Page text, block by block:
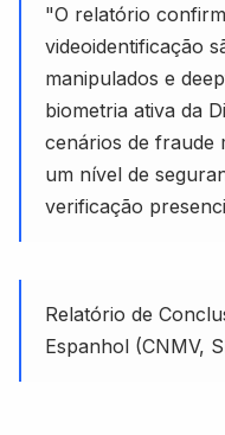
"O relatório
videoidentificação
manipulados e
biometria ativa da
cenários de fraude
um nível de
verificação
Relatório de
Espanhol (CNMV,